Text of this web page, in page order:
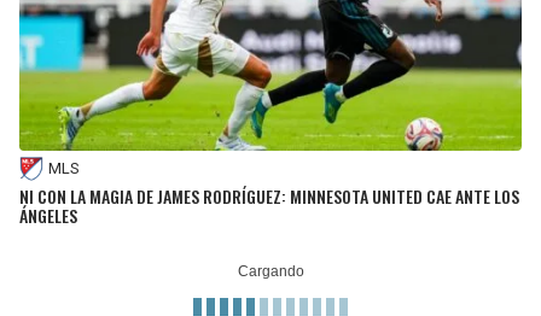
MLS
NI CON LA MAGIA DE JAMES RODRÍGUEZ: MINNESOTA UNITED CAE ANTE LOS
ÁNGELES